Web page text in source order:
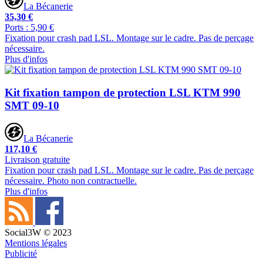
La Bécanerie
35,30 €
Ports : 5,90 €
Fixation pour crash pad LSL. Montage sur le cadre. Pas de perçage
nécessaire.
Plus d'infos
Kit fixation tampon de protection LSL KTM 990
SMT 09-10
La Bécanerie
117,10 €
Livraison gratuite
Fixation pour crash pad LSL. Montage sur le cadre. Pas de perçage
nécessaire. Photo non contractuelle.
Plus d'infos
Social3W © 2023
Mentions légales
Publicité